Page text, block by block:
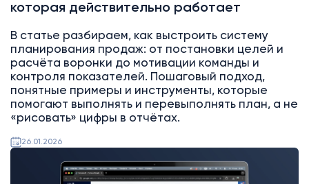
которая действительно работает
В статье разбираем, как выстроить систему
планирования продаж: от постановки целей и
расчёта воронки до мотивации команды и
контроля показателей. Пошаговый подход,
понятные примеры и инструменты, которые
помогают выполнять и перевыполнять план, а не
«рисовать» цифры в отчётах.
26.01.2026
Битрикс24
Интеграции